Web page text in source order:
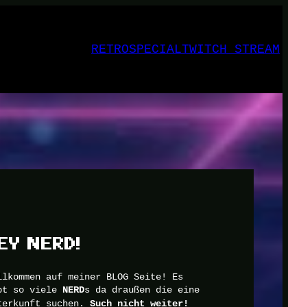
RETROSPECIALTWITCH STREAM
NERD!
auf meiner BLOG Seite! Es
so viele NERDs da draußen die eine
suchen.Such nicht weiter!